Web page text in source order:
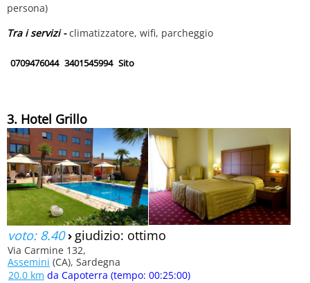
persona)
Tra i servizi -climatizzatore, wifi, parcheggio
0709476044 3401545994 Sito
3. Hotel Grillo
voto: 8.40› giudizio: ottimo
Via Carmine 132,
Assemini (CA), Sardegna
20.0 km da Capoterra (tempo: 00:25:00)